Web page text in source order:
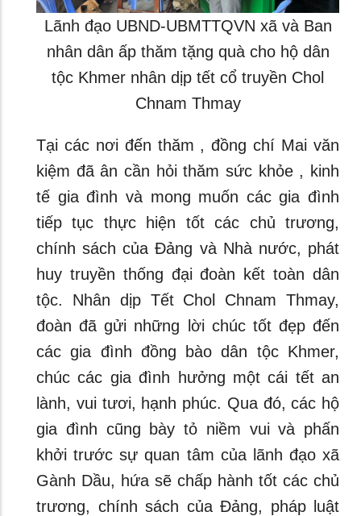
Lãnh đạo UBND-UBMTTQVN xã và Ban
nhân dân ấp thăm tặng quà cho hộ dân
tộc Khmer nhân dịp tết cổ truyền Chol
Chnam Thmay
Tại các nơi đến thăm , đồng chí Mai văn
kiệm đã ân cần hỏi thăm sức khỏe , kinh
tế gia đình và mong muốn các gia đình
tiếp tục thực hiện tốt các chủ trương,
chính sách của Đảng và Nhà nước, phát
huy truyền thống đại đoàn kết toàn dân
tộc. Nhân dịp Tết Chol Chnam Thmay,
đoàn đã gửi những lời chúc tốt đẹp đến
các gia đình đồng bào dân tộc Khmer,
chúc các gia đình hưởng một cái tết an
lành, vui tươi, hạnh phúc. Qua đó, các hộ
gia đình cũng bày tỏ niềm vui và phấn
khởi trước sự quan tâm của lãnh đạo xã
Gành Dầu, hứa sẽ chấp hành tốt các chủ
trương, chính sách của Đảng, pháp luật